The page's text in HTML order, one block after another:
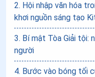
2. Hội nhập văn hóa
khơi nguồn sáng tạo
3. Bí mật Tòa Giải tội:
người
4. Bước vào bóng tối